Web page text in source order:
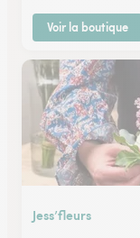
Voir la boutique
Jess’fleurs